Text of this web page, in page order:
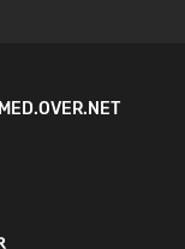
MED.OVER.NET